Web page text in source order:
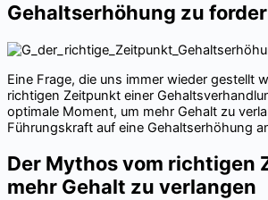
Gehaltserhöhung zu
Eine Frage, die uns immer wieder gestellt
richtigen Zeitpunkt einer
optimale Moment, um mehr Gehalt zu
Führungskraft auf eine Gehaltserhöhung
Der Mythos vom richtigen
mehr Gehalt zu verlangen